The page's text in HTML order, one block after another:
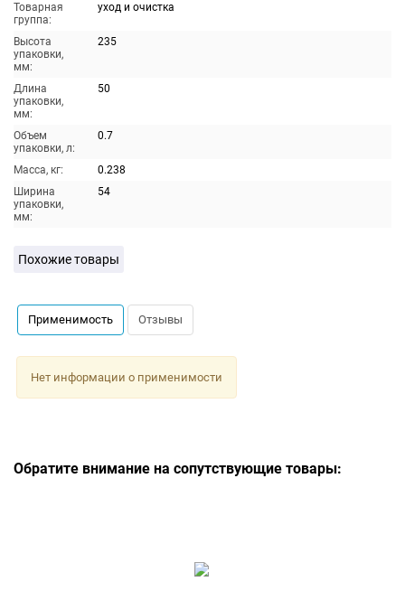
Товарная
группа:
уход и очистка
Высота
упаковки,
мм:
235
Длина
упаковки,
мм:
50
Объем
упаковки, л:
0.7
Масса, кг:
0.238
Ширина
упаковки,
мм:
54
Похожие товары
Применимость Отзывы
Нет информации о применимости
Обратите внимание на сопутствующие товары: